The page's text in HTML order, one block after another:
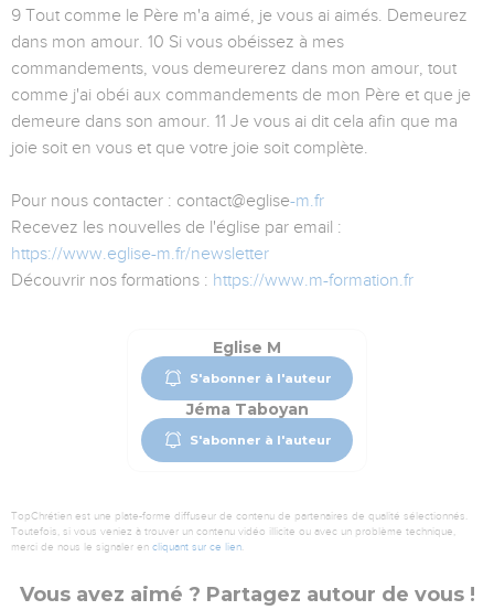
9 Tout comme le Père m'a aimé, je vous ai aimés. Demeurez
dans mon amour. 10 Si vous obéissez à mes
commandements, vous demeurerez dans mon amour, tout
comme j'ai obéi aux commandements de mon Père et que je
demeure dans son amour. 11 Je vous ai dit cela afin que ma
joie soit en vous et que votre joie soit complète.
Pour nous contacter : contact@eglise-m.fr
Recevez les nouvelles de l'église par email :
https://www.eglise-m.fr/newsletter
Découvrir nos formations : https://www.m-formation.fr
Eglise M
S'abonner à l'auteur
Jéma Taboyan
S'abonner à l'auteur
TopChrétien est une plate-forme diffuseur de contenu de partenaires de qualité sélectionnés.
Toutefois, si vous veniez à trouver un contenu vidéo illicite ou avec un problème technique,
merci de nous le signaler en cliquant sur ce lien.
Vous avez aimé ? Partagez autour de vous !